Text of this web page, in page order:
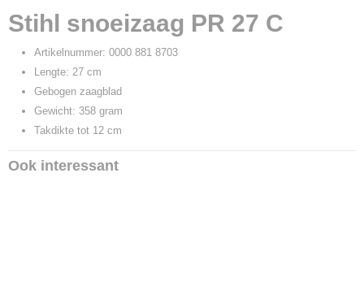
Productcode leverancier
0000 881 8703
Stihl snoeizaag PR 27 C
Artikelnummer: 0000 881 8703
Lengte: 27 cm
Gebogen zaagblad
Gewicht: 358 gram
Takdikte tot 12 cm
Ook interessant